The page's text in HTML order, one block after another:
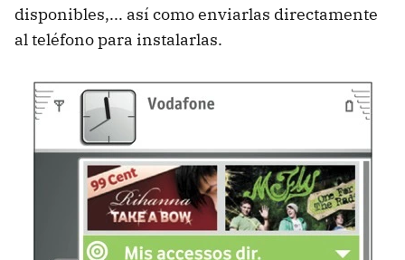
disponibles,... así como enviarlas directamente
al teléfono para instalarlas.